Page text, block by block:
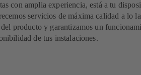
con amplia experiencia, está a tu
servicios de máxima calidad a lo
producto y garantizamos un
de tus instalaciones.